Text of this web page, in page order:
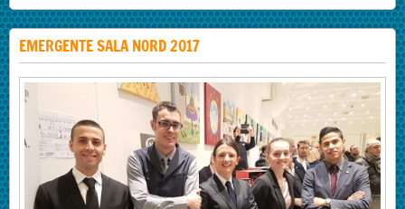
EMERGENTE SALA NORD 2017